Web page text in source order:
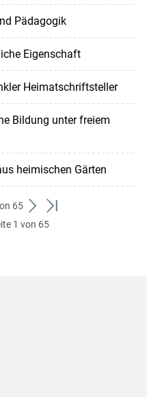
Pädagogik
Eigenschaft
Heimatschriftsteller
Bildung unter freiem
heimischen Gärten
65
weiter
zum
zum
1 von 65